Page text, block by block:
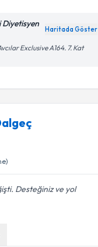
Diyetisyen
Haritada Göster
Exclusive A164. 7. Kat
Desteğiniz ve yol